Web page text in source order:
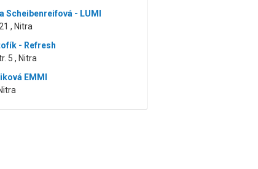
Scheibenreifová - LUMI
, Nitra
- Refresh
5 , Nitra
EMMI